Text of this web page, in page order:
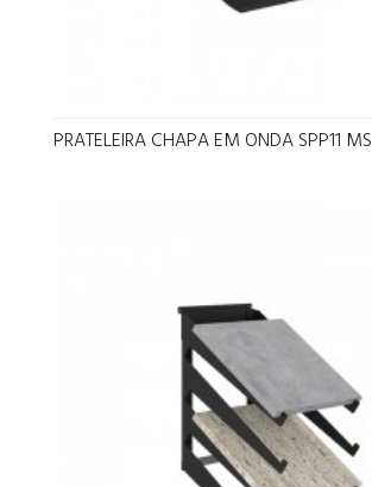
PRATELEIRA CHAPA EM ONDA SPP11 MS